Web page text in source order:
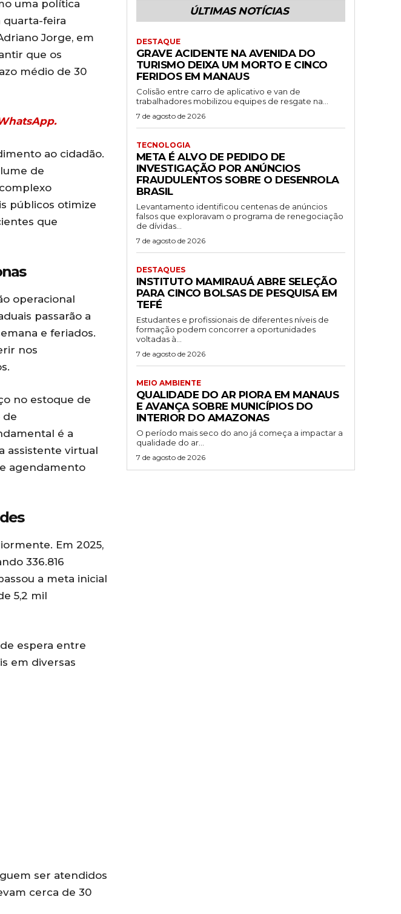
uma política
quarta-feira
Jorge, em
que os
médio de 30
ao cidadão.
de
públicos otimize
que
operacional
passarão a
e feriados.
nos
no estoque de
de
é a
assistente virtual
agendamento
Em 2025,
336.816
a meta inicial
5,2 mil
espera entre
em diversas
ser atendidos
cerca de 30
ÚLTIMAS NOTÍCIAS
DESTAQUE
GRAVE ACIDENTE NA AVENIDA DO
TURISMO DEIXA UM MORTO E CINCO
FERIDOS EM MANAUS
Colisão entre carro de aplicativo e van de
trabalhadores mobilizou equipes de resgate na...
7 de agosto de 2026
TECNOLOGIA
META É ALVO DE PEDIDO DE
INVESTIGAÇÃO POR ANÚNCIOS
FRAUDULENTOS SOBRE O DESENROLA
BRASIL
Levantamento identificou centenas de anúncios
falsos que exploravam o programa de renegociação
de dívidas...
7 de agosto de 2026
DESTAQUES
INSTITUTO MAMIRAUÁ ABRE SELEÇÃO
PARA CINCO BOLSAS DE PESQUISA EM
TEFÉ
Estudantes e profissionais de diferentes níveis de
formação podem concorrer a oportunidades
voltadas à...
7 de agosto de 2026
MEIO AMBIENTE
QUALIDADE DO AR PIORA EM MANAUS
E AVANÇA SOBRE MUNICÍPIOS DO
INTERIOR DO AMAZONAS
O período mais seco do ano já começa a impactar a
qualidade do ar...
7 de agosto de 2026